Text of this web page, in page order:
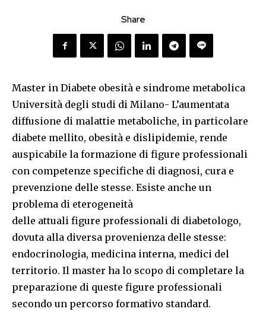
Share
Master in Diabete obesità e sindrome metabolica
Università degli studi di Milano- L’aumentata
diffusione di malattie metaboliche, in particolare
diabete mellito, obesità e dislipidemie, rende
auspicabile la formazione di figure professionali
con competenze specifiche di diagnosi, cura e
prevenzione delle stesse. Esiste anche un
problema di eterogeneità
delle attuali figure professionali di diabetologo,
dovuta alla diversa provenienza delle stesse:
endocrinologia, medicina interna, medici del
territorio. Il master ha lo scopo di completare la
preparazione di queste figure professionali
secondo un percorso formativo standard.